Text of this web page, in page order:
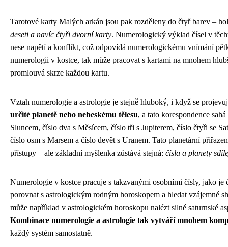
Tarotové karty Malých arkán jsou pak rozděleny do čtyř barev –
deseti a navíc čtyři dvorní karty. Numerologický výklad čísel v
nese napětí a konflikt, což odpovídá numerologickému vnímání
numerologii v kostce, tak může pracovat s kartami na mnohem
promlouvá skrze každou kartu.
Vztah numerologie a astrologie je stejně hluboký, i když se
určité planetě nebo nebeskému tělesu, a tato korespondence
Sluncem, číslo dva s Měsícem, číslo tři s Jupiterem, číslo čtyři se
číslo osm s Marsem a číslo devět s Uranem. Tato planetární
přístupy – ale základní myšlenka zůstává stejná: čísla a planety
Numerologie v kostce pracuje s takzvanými osobními čísly, jako
porovnat s astrologickým rodným horoskopem a hledat vzájemné
může například v astrologickém horoskopu nalézt silné saturnské
Kombinace numerologie a astrologie tak vytváří mnohem
každý systém samostatně.